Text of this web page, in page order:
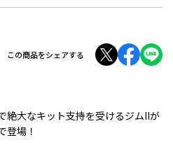
この商品をシェアする
絶大なキット支持を受けるジムIIが
登場！